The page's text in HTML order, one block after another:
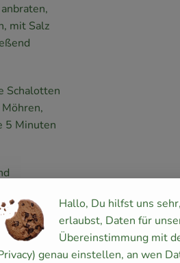
mit Salz
Schalotten
5 Minuten
Bei
Hallo, Du hilfst uns
erlaubst, Daten für
Übereinstimmung mit
genau einstellen, an wen